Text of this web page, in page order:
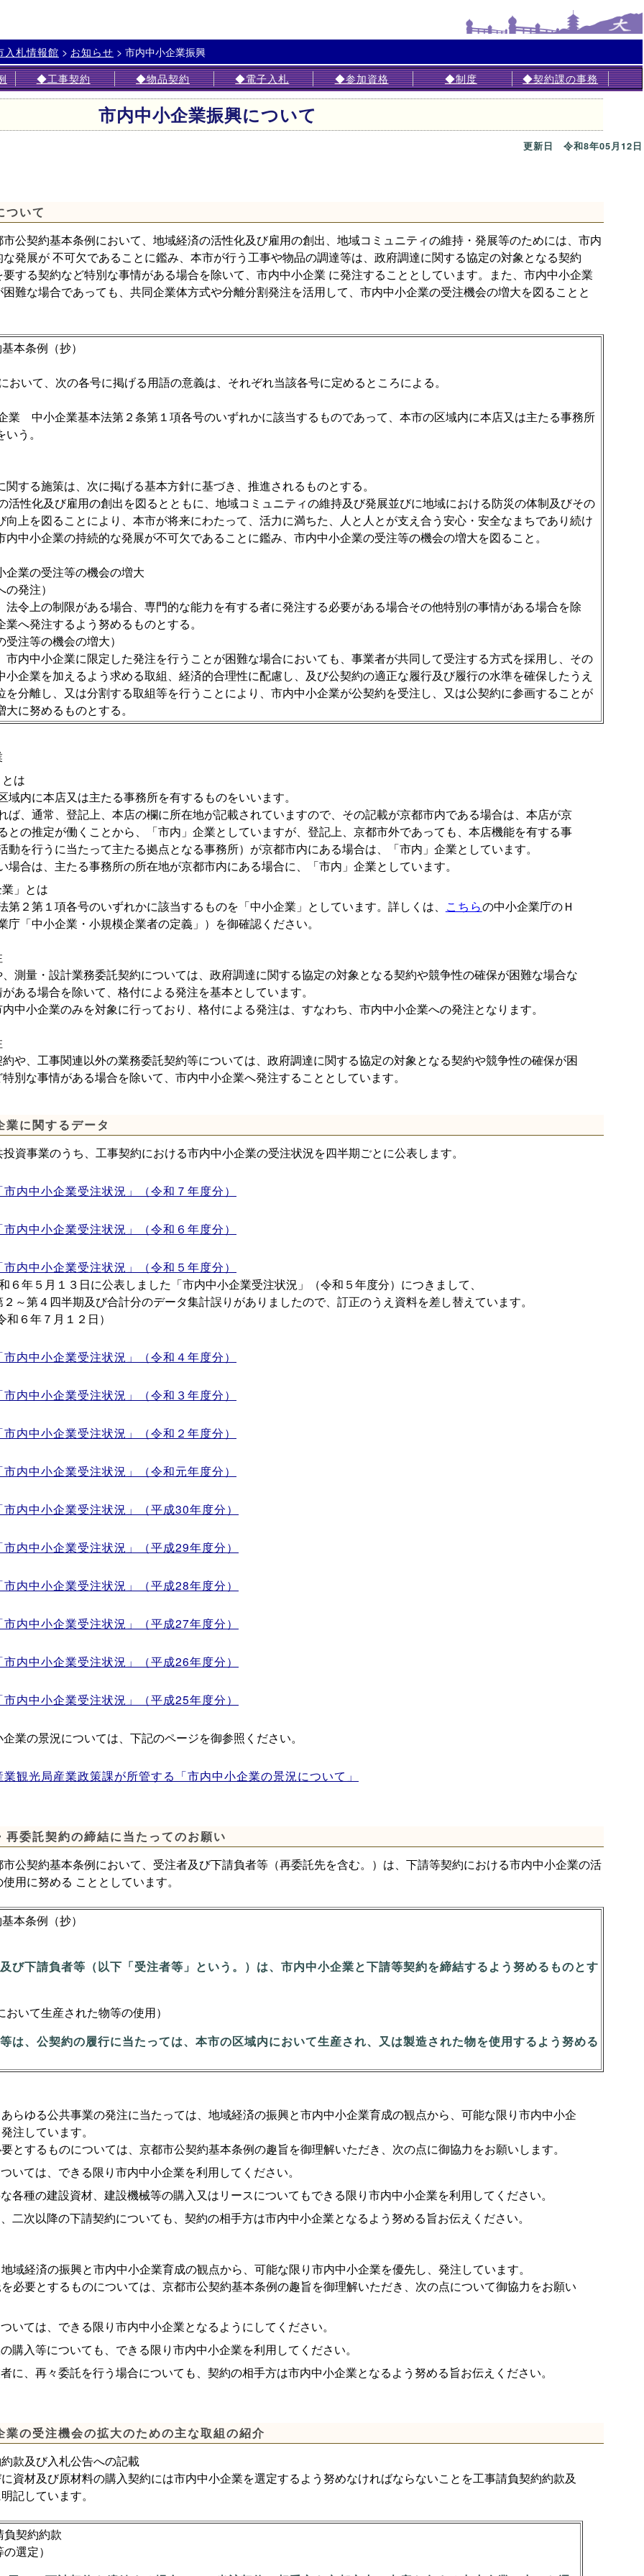
入札情報館 > お知らせ > 市内中小企業振興
◆工事契約 ◆物品契約 ◆電子入札 ◆参加資格 ◆制度 ◆契約課の事務
市内中小企業振興について
更新日 令和8年05月12日
ついて
公契約基本条例において、地域経済の活性化及び雇用の創出、地域コミュニティの維持・発展等のためには、市内
発展が 不可欠であることに鑑み、本市が行う工事や物品の調達等は、政府調達に関する協定の対象となる契約
する契約など特別な事情がある場合を除いて、市内中小企業 に発注することとしています。また、市内中小企業
難な場合であっても、共同企業体方式や分離分割発注を活用して、市内中小企業の受注機会の増大を図ることと
本条例（抄）
おいて、次の各号に掲げる用語の意義は、それぞれ当該各号に定めるところによる。
中小企業基本法第２条第１項各号のいずれかに該当するものであって、本市の区域内に本店又は主たる事務所
う。
する施策は、次に掲げる基本方針に基づき、推進されるものとする。
性化及び雇用の創出を図るとともに、地域コミュニティの維持及び発展並びに地域における防災の体制及びその
向上を図ることにより、本市が将来にわたって、活力に満ちた、人と人とが支え合う安心・安全なまちであり続け
内中小企業の持続的な発展が不可欠であることに鑑み、市内中小企業の受注等の機会の増大を図ること。
業の受注等の機会の増大
の発注）
令上の制限がある場合、専門的な能力を有する者に発注する必要がある場合その他特別の事情がある場合を除
業へ発注するよう努めるものとする。
受注等の機会の増大）
内中小企業に限定した発注を行うことが困難な場合においても、事業者が共同して受注する方式を採用し、その
小企業を加えるよう求める取組、経済的合理性に配慮し、及び公契約の適正な履行及び履行の水準を確保したうえ
を分離し、又は分割する取組等を行うことにより、市内中小企業が公契約を受注し、又は公契約に参画することが
に努めるものとする。
は
域内に本店又は主たる事務所を有するものをいいます。
ば、通常、登記上、本店の欄に所在地が記載されていますので、その記載が京都市内である場合は、本店が京
との推定が働くことから、「市内」企業としていますが、登記上、京都市外であっても、本店機能を有する事
動を行うに当たって主たる拠点となる事務所）が京都市内にある場合は、「市内」企業としています。
場合は、主たる事務所の所在地が京都市内にある場合に、「市内」企業としています。
」とは
第２第１項各号のいずれかに該当するものを「中小企業」としています。詳しくは、
こちらの中小企業庁のＨ
庁「中小企業・小規模企業者の定義」）を御確認ください。
測量・設計業務委託契約については、政府調達に関する協定の対象となる契約や競争性の確保が困難な場合な
ある場合を除いて、格付による発注を基本としています。
中小企業のみを対象に行っており、格付による発注は、すなわち、市内中小企業への発注となります。
や、工事関連以外の業務委託契約等については、政府調達に関する協定の対象となる契約や競争性の確保が困
別な事情がある場合を除いて、市内中小企業へ発注することとしています。
業に関するデータ
資事業のうち、工事契約における市内中小企業の受注状況を四半期ごとに公表します。
市内中小企業受注状況」（令和７年度分）
市内中小企業受注状況」（令和６年度分）
市内中小企業受注状況」（令和５年度分）
１３日に公表しました「市内中小企業受注状況」（令和５年度分）につきまして、
期及び合計分のデータ集計誤りがありましたので、訂正のうえ資料を差し替えています。
月１２日）
市内中小企業受注状況」（令和４年度分）
市内中小企業受注状況」（令和３年度分）
市内中小企業受注状況」（令和２年度分）
市内中小企業受注状況」（令和元年度分）
市内中小企業受注状況」（平成30年度分）
市内中小企業受注状況」（平成29年度分）
市内中小企業受注状況」（平成28年度分）
市内中小企業受注状況」（平成27年度分）
市内中小企業受注状況」（平成26年度分）
市内中小企業受注状況」（平成25年度分）
業の景況については、下記のページを御参照ください。
業観光局産業政策課が所管する「市内中小企業の景況について」
再委託契約の締結に当たってのお願い
公契約基本条例において、受注者及び下請負者等（再委託先を含む。）は、下請等契約における市内中小企業の活
用に努める こととしています。
本条例（抄）
下請負者等（以下「受注者等」という。）は、市内中小企業と下請等契約を締結するよう努めるものとす
おいて生産された物等の使用）
、公契約の履行に当たっては、本市の区域内において生産され、又は製造された物を使用するよう努める
らゆる公共事業の発注に当たっては、地域経済の振興と市内中小企業育成の観点から、可能な限り市内中小企
注しています。
とするものについては、京都市公契約基本条例の趣旨を御理解いただき、次の点に御協力をお願いします。
いては、できる限り市内中小企業を利用してください。
各種の建設資材、建設機械等の購入又はリースについてもできる限り市内中小企業を利用してください。
二次以降の下請契約についても、契約の相手方は市内中小企業となるよう努める旨お伝えください。
域経済の振興と市内中小企業育成の観点から、可能な限り市内中小企業を優先し、発注しています。
必要とするものについては、京都市公契約基本条例の趣旨を御理解いただき、次の点について御協力をお願い
いては、できる限り市内中小企業となるようにしてください。
購入等についても、できる限り市内中小企業を利用してください。
に、再々委託を行う場合についても、契約の相手方は市内中小企業となるよう努める旨お伝えください。
業の受注機会の拡大のための主な取組の紹介
款及び入札公告への記載
資材及び原材料の購入契約には市内中小企業を選定するよう努めなければならないことを工事請負契約約款及
記しています。
契約約款
選定）